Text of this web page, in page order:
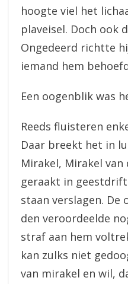
hoogte viel het
plaveisel. Doch ook
Ongedeerd richtte
iemand hem
Een oogenblik was
Reeds fluisteren
Daar breekt het in
Mirakel, Mirakel van
geraakt in
staan verslagen. De
den veroordeelde
straf aan hem
kan zulks niet
van mirakel en wil,